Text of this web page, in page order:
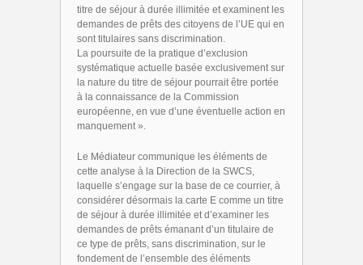
titre de séjour à durée illimitée et examinent les
demandes de prêts des citoyens de l’UE qui en
sont titulaires sans discrimination.
La poursuite de la pratique d’exclusion
systématique actuelle basée exclusivement sur
la nature du titre de séjour pourrait être portée
à la connaissance de la Commission
européenne, en vue d’une éventuelle action en
manquement ».
Le Médiateur communique les éléments de
cette analyse à la Direction de la SWCS,
laquelle s’engage sur la base de ce courrier, à
considérer désormais la carte E comme un titre
de séjour à durée illimitée et d’examiner les
demandes de prêts émanant d’un titulaire de
ce type de prêts, sans discrimination, sur le
fondement de l’ensemble des éléments